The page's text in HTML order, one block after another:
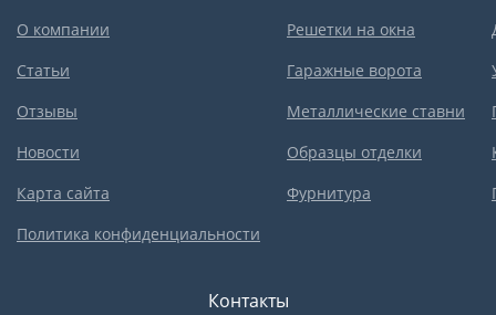
О компании
Статьи
Отзывы
Новости
Карта сайта
Политика конфиденциальности
Решетки на окна
Гаражные ворота
Металлические ставни
Образцы отделки
Фурнитура
Контакты